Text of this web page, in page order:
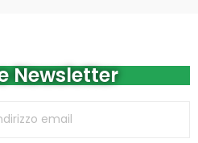
Newsletter